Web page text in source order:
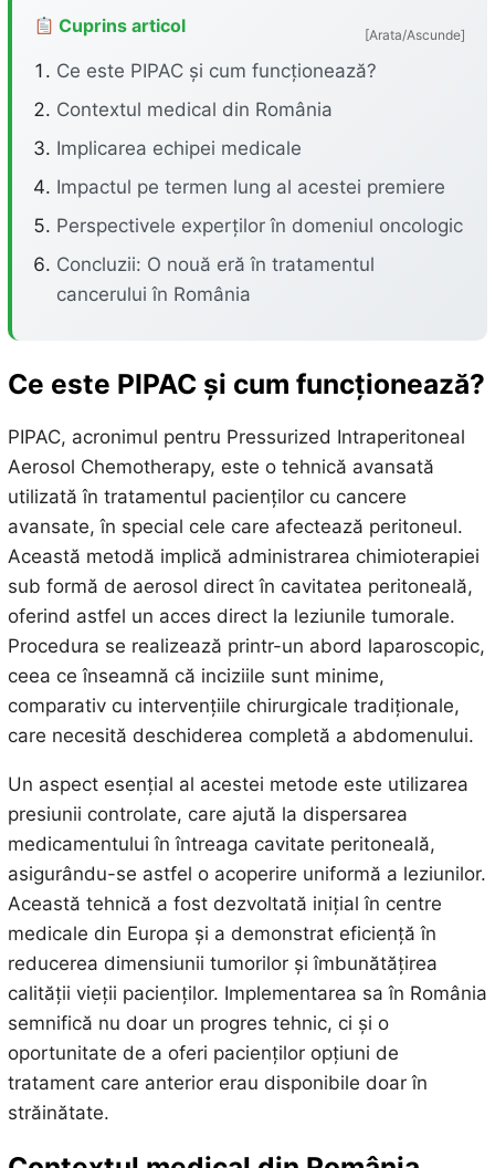
Cuprins articol [Arata/Ascunde]
Ce este PIPAC și cum funcționează?
Contextul medical din România
Implicarea echipei medicale
Impactul pe termen lung al acestei premiere
Perspectivele experților în domeniul oncologic
Concluzii: O nouă eră în tratamentul
cancerului în România
Ce este PIPAC și cum funcționează?
PIPAC, acronimul pentru Pressurized Intraperitoneal
Aerosol Chemotherapy, este o tehnică avansată
utilizată în tratamentul pacienților cu cancere
avansate, în special cele care afectează peritoneul.
Această metodă implică administrarea chimioterapiei
sub formă de aerosol direct în cavitatea peritoneală,
oferind astfel un acces direct la leziunile tumorale.
Procedura se realizează printr-un abord laparoscopic,
ceea ce înseamnă că inciziile sunt minime,
comparativ cu intervențiile chirurgicale tradiționale,
care necesită deschiderea completă a abdomenului.
Un aspect esențial al acestei metode este utilizarea
presiunii controlate, care ajută la dispersarea
medicamentului în întreaga cavitate peritoneală,
asigurându-se astfel o acoperire uniformă a leziunilor.
Această tehnică a fost dezvoltată inițial în centre
medicale din Europa și a demonstrat eficiență în
reducerea dimensiunii tumorilor și îmbunătățirea
calității vieții pacienților. Implementarea sa în România
semnifică nu doar un progres tehnic, ci și o
oportunitate de a oferi pacienților opțiuni de
tratament care anterior erau disponibile doar în
străinătate.